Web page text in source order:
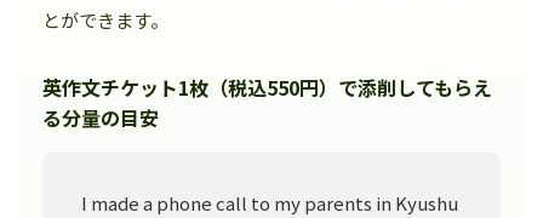
とができます。
英作文チケット1枚（税込550円）で添削してもらえ
る分量の目安
I made a phone call to my parents in Kyushu